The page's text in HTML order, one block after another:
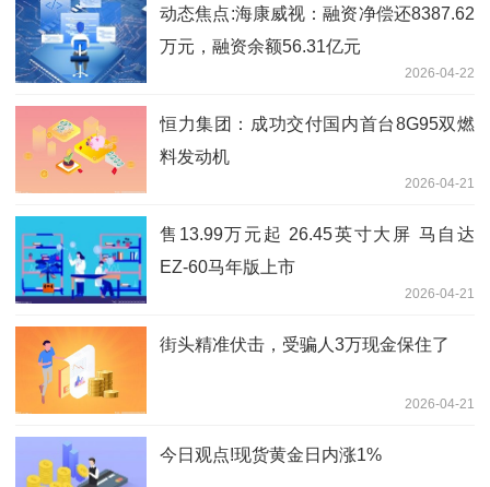
动态焦点:海康威视：融资净偿还8387.62
万元，融资余额56.31亿元
2026-04-22
恒力集团：成功交付国内首台8G95双燃
料发动机
2026-04-21
售13.99万元起 26.45英寸大屏 马自达
EZ-60马年版上市
2026-04-21
街头精准伏击，受骗人3万现金保住了
2026-04-21
今日观点!现货黄金日内涨1%